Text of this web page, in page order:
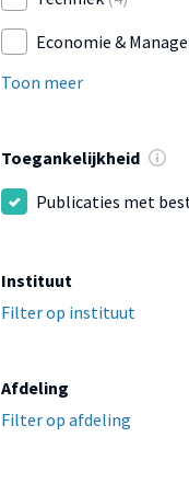
Economie &
Toon meer
Toegankelijkheid
Publicaties met
Instituut
Filter op instituut
Afdeling
Filter op afdeling